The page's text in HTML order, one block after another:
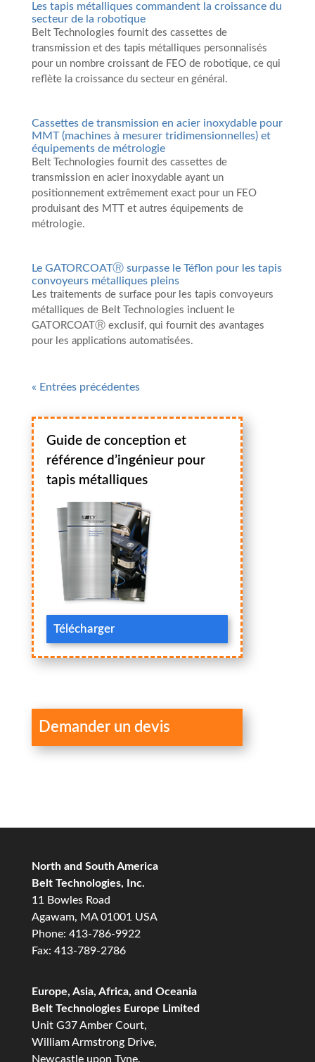
Les tapis métalliques commandent la croissance du
secteur de la robotique
Belt Technologies fournit des cassettes de
transmission et des tapis métalliques personnalisés
pour un nombre croissant de FEO de robotique, ce qui
reflète la croissance du secteur en général.
Cassettes de transmission en acier inoxydable pour
MMT (machines à mesurer tridimensionnelles) et
équipements de métrologie
Belt Technologies fournit des cassettes de
transmission en acier inoxydable ayant un
positionnement extrêmement exact pour un FEO
produisant des MTT et autres équipements de
métrologie.
Le GATORCOATⓇ surpasse le Téflon pour les tapis
convoyeurs métalliques pleins
Les traitements de surface pour les tapis convoyeurs
métalliques de Belt Technologies incluent le
GATORCOATⓇ exclusif, qui fournit des avantages
pour les applications automatisées.
« Entrées précédentes
Guide de conception et
référence d’ingénieur pour
tapis métalliques
Télécharger
Demander un devis
North and South America
Belt Technologies, Inc.
11 Bowles Road
Agawam, MA 01001 USA
Phone: 413-786-9922
Fax: 413-789-2786
Europe, Asia, Africa, and Oceania
Belt Technologies Europe Limited
Unit G37 Amber Court,
William Armstrong Drive,
Newcastle upon Tyne,